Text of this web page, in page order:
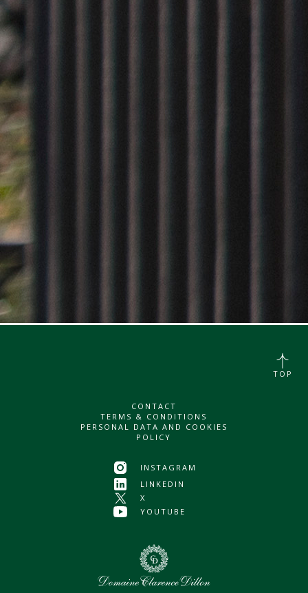
CONTACT
TERMS & CONDITIONS
PERSONAL DATA AND COOKIES
POLICY
INSTAGRAM
LINKEDIN
X
YOUTUBE
TOP